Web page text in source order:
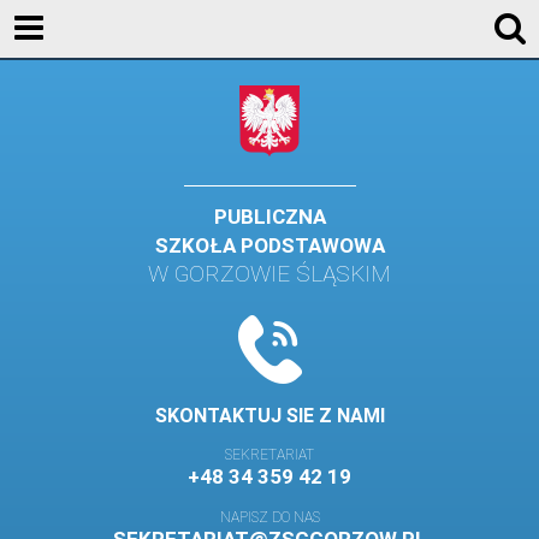
PUBLICZNA
SZKOŁA PODSTAWOWA
W GORZOWIE ŚLĄSKIM
SKONTAKTUJ SIE Z NAMI
SEKRETARIAT
+48 34 359 42 19
NAPISZ DO NAS